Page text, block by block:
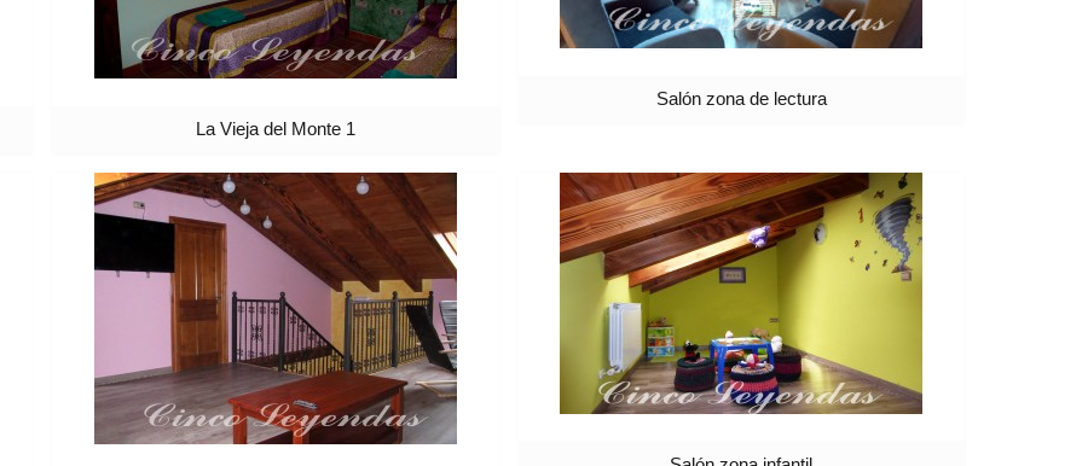
La Vieja del Monte 1
Salón zona de lectura